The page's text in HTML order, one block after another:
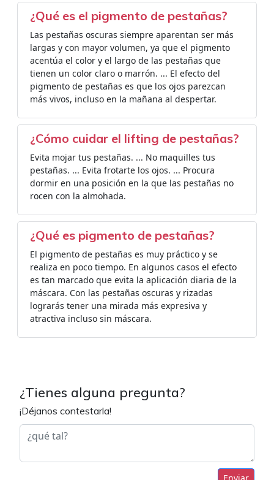
¿Qué es el pigmento de pestañas?
Las pestañas oscuras siempre aparentan ser más
largas y con mayor volumen, ya que el pigmento
acentúa el color y el largo de las pestañas que
tienen un color claro o marrón. ... El efecto del
pigmento de pestañas es que los ojos parezcan
más vivos, incluso en la mañana al despertar.
¿Cómo cuidar el lifting de pestañas?
Evita mojar tus pestañas. ... No maquilles tus
pestañas. ... Evita frotarte los ojos. ... Procura
dormir en una posición en la que las pestañas no
rocen con la almohada.
¿Qué es pigmento de pestañas?
El pigmento de pestañas es muy práctico y se
realiza en poco tiempo. En algunos casos el efecto
es tan marcado que evita la aplicación diaria de la
máscara. Con las pestañas oscuras y rizadas
lograrás tener una mirada más expresiva y
atractiva incluso sin máscara.
¿Tienes alguna pregunta?
¡Déjanos contestarla!